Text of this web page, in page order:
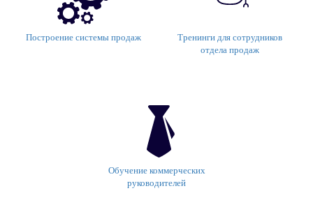
Построение системы продаж
Тренинги для сотрудников
отдела продаж
Обучение коммерческих
руководителей